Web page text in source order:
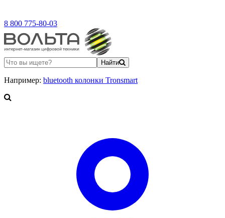
8 800 775-80-03
Найти
Например: bluetooth колонки Tronsmart